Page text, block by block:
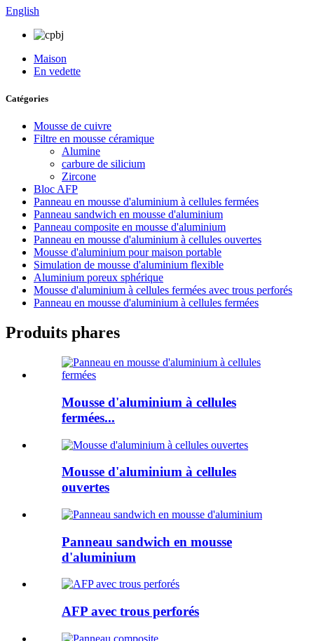
English
Maison
En vedette
Catégories
Mousse de cuivre
Filtre en mousse céramique
Alumine
carbure de silicium
Zircone
Bloc AFP
Panneau en mousse d'aluminium à cellules fermées
Panneau sandwich en mousse d'aluminium
Panneau composite en mousse d'aluminium
Panneau en mousse d'aluminium à cellules ouvertes
Mousse d'aluminium pour maison portable
Simulation de mousse d'aluminium flexible
Aluminium poreux sphérique
Mousse d'aluminium à cellules fermées avec trous perforés
Panneau en mousse d'aluminium à cellules fermées
Produits phares
Mousse d'aluminium à cellules
fermées...
Mousse d'aluminium à cellules
ouvertes
Panneau sandwich en mousse
d'aluminium
AFP avec trous perforés